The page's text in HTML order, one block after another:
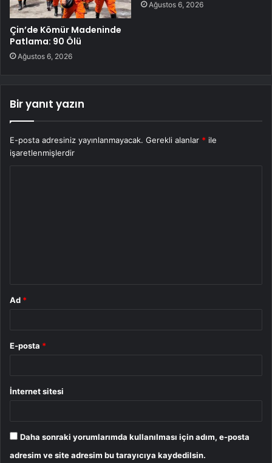
Çin’de Kömür Madeninde
Patlama: 90 Ölü
Ağustos 6, 2026
Ağustos 6, 2026
Bir yanıt yazın
E-posta adresiniz yayınlanmayacak. Gerekli alanlar * ile
işaretlenmişlerdir
Ad *
E-posta *
İnternet sitesi
Daha sonraki yorumlarımda kullanılması için adım, e-posta
adresim ve site adresim bu tarayıcıya kaydedilsin.